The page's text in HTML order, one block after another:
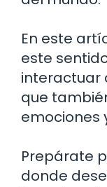
En este
este
interactuar
que
emociones
Prepárate
donde